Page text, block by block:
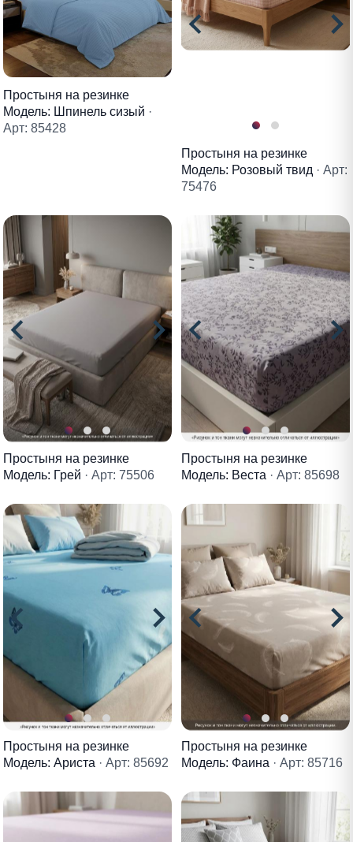
Простыня на резинке
Модель: Шпинель сизый ·
Арт: 85428
Простыня на резинке
Модель: Розовый твид · Арт:
75476
Простыня на резинке
Модель: Грей · Арт: 75506
Простыня на резинке
Модель: Веста · Арт: 85698
Простыня на резинке
Модель: Ариста · Арт: 85692
Простыня на резинке
Модель: Фаина · Арт: 85716